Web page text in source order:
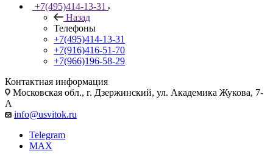
+7(495)414-13-31
Назад
Телефоны
+7(495)414-13-31
+7(916)416-51-70
+7(966)196-58-29
Контактная информация
Московская обл., г. Дзержинский, ул. Академика Жукова, 7-
А
info@usvitok.ru
Telegram
MAX